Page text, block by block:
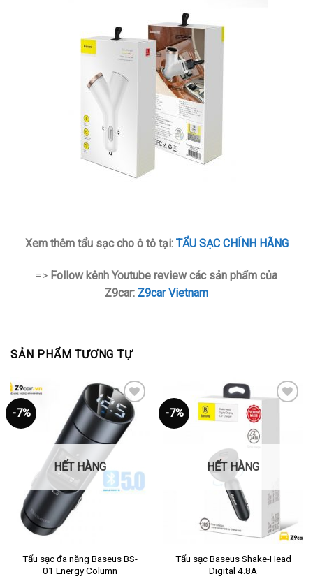
Xem thêm tẩu sạc cho ô tô tại: TẨU SẠC CHÍNH HÃNG
=> Follow kênh Youtube review các sản phẩm của
Z9car: Z9car Vietnam
SẢN PHẨM TƯƠNG TỰ
-7%
Thêm
vào
yêu
HẾT HÀNG
Tẩu sạc đa năng Baseus BS-
01 Energy Column
-7%
thích
HẾT HÀNG
Tẩu sạc Baseus Shake-Head
Digital 4.8A